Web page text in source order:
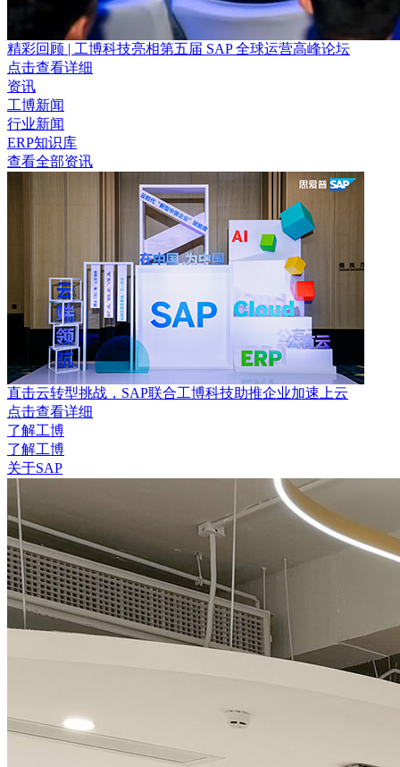
精彩回顾 | 工博科技亮相第五届 SAP 全球运营高峰论坛
点击查看详细
资讯
工博新闻
行业新闻
ERP知识库
查看全部资讯
直击云转型挑战，SAP联合工博科技助推企业加速上云
点击查看详细
了解工博
了解工博
关于SAP